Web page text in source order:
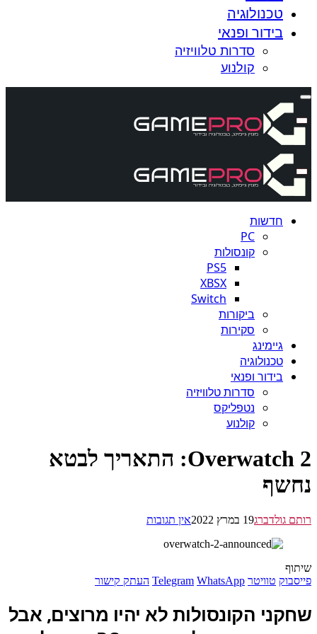
טכנולוגיה
בידור ופנאי
סדרות טלוויזיה
קולנוע
חדשות
PC
קונסולות
PS5
XBSX
Switch
ביקורות
סקירות
גיימינג
טכנולוגיה
בידור ופנאי
סדרות טלוויזיה
נטפליקס
קולנוע
Overwatch 2: התאריך לבטא
גולדברג19 במרץ 2022 אין תגובות
טוויטר Telegram WhatsApp העתק קישור
הקונסולות לא יהיו מרוצים, אבל